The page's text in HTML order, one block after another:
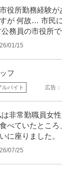
124日
交通費支給 昇給あ
】消防機械の検定員
間休…続きを見る
設／東京都目黒
上可
介護老人保健施設ケ
円
。そのどちらも叶え
なか…続きを見る
公務員共済組合連合会
役所勤務経験
が 何故… 市民
務員の市役所
01/15
フ
ルバイト 広告
非常勤職員女
べていたとこ
に座りました。
07/25